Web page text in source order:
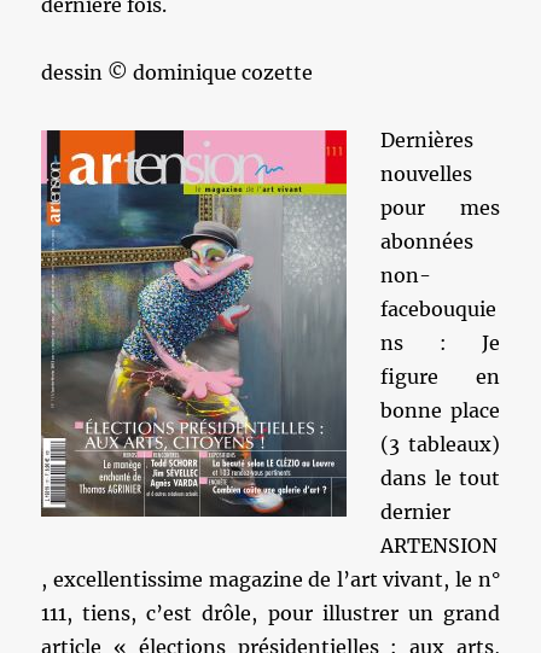
dernière fois.
dessin © dominique cozette
Dernières
nouvelles
pour mes
abonnées
non-
facebouquie
ns : Je
figure en
bonne place
(3 tableaux)
dans le tout
dernier
ARTENSION
, excellentissime magazine de l’art vivant, le n°
111, tiens, c’est drôle, pour illustrer un grand
article « élections présidentielles : aux arts,